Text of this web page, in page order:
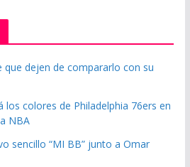
que dejen de compararlo con su
los colores de Philadelphia 76ers en
NBA
sencillo “MI BB” junto a Omar